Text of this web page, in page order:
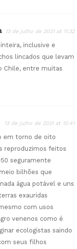
13 de julho de 2021 at 11:32
inclusive e
lincados que levam
Chile, entre muitas
13 de julho de 2021 at 10:41
em torno de oito
reproduzimos feitos
seguramente
bilhões que
água potável e uns
exauridas
com usos
venenos como é
ecologistas saindo
seus filhos